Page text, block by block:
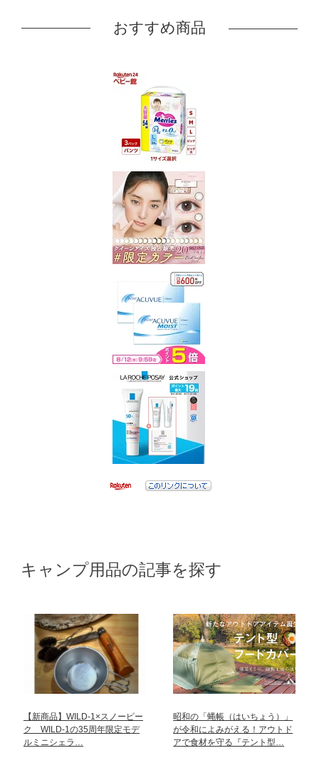
おすすめ商品
キャンプ用品の記事を探す
【新商品】WILD-1×スノーピー
ク WILD-1の35周年限定モデ
ルミニシェラ…
昭和の「蝿帳（はいちょう）」
が令和によみがえる！アウトド
アで食材を守る『テント型…